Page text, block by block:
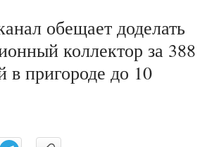
обещает доделать
коллектор за 388
в пригороде до 10